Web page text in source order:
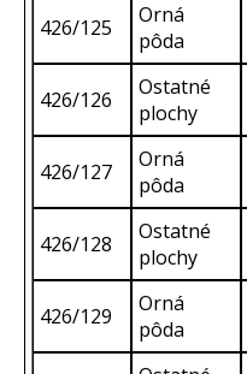
426/125
Orná
pôda
426/126
Ostatné
plochy
426/127
Orná
pôda
426/128
Ostatné
plochy
426/129
Orná
pôda